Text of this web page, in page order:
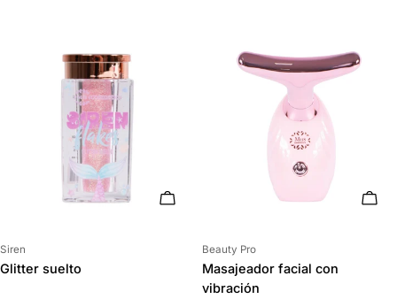
ELIGE OPCIONES
Proveedor:
Siren
Glitter suelto
Proveedor:
Beauty Pro
Masajeador facial con
vibración